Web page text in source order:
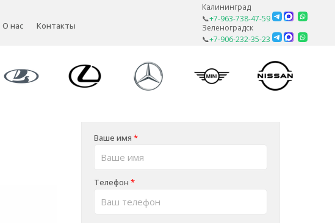
О нас Контакты
Калининград
📞+7-963-738-47-59
Зеленоградск
📞+7-906-232-35-23
Ваше имя*
Телефон*